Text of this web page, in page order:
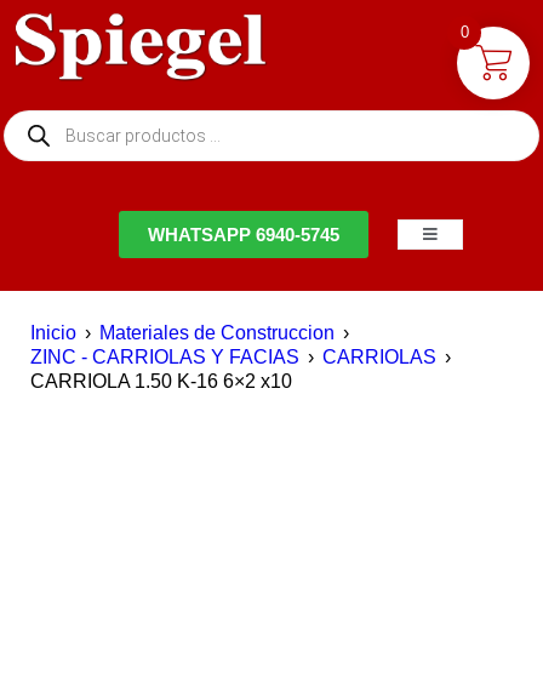
WHATSAPP 6940-5745
Inicio › Materiales de Construccion ›
ZINC - CARRIOLAS Y FACIAS › CARRIOLAS ›
CARRIOLA 1.50 K-16 6×2 x10
0